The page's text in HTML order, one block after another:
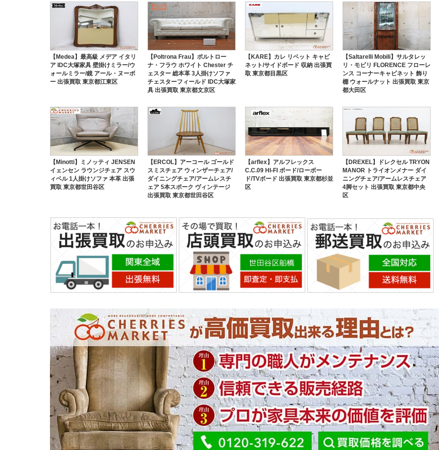
【Medea】最高級 メデア イタリ
ア IDC大塚家具 壁掛けミラー/ウ
ォールミラー/鏡 アール・ヌーボ
ー 出張買取 東京都江東区
【Poltrona Frau】ポルトロー
ナ・フラウ ホワイト Chester チ
ェスター 総本革 3人掛けソファ
チェスターフィールド IDC大塚家
具 出張買取 東京都文京区
【KARE】カレ リベット キャビ
ネット/サイドボード 収納 出張買
取 東京都目黒区
【Saltarelli Mobili】サルタレッ
リ・モビリ FLORENCE フローレ
ンス コーナーキャビネット 飾り
棚 ウォールナット 出張買取 東京
都大田区
【Minotti】ミノッティ JENSEN
イェンセン ラウンジチェア スウ
ィベル 1人掛けソファ 本革 出張
買取 東京都世田谷区
【ERCOL】アーコール ゴールド
スミスチェア ウィンザーチェア/
ダイニングチェア/アームレスチ
ェア 5本スポーク ヴィンテージ
出張買取 東京都世田谷区
【arflex】アルフレックス
C.C.09 HI-FI ボード/ローボー
ド/TVボード 出張買取 東京都杉並
区
【DREXEL】ドレクセル TRYON
MANOR トライオンメナー ダイ
ニングチェア/アームレスチェア
4脚セット 出張買取 東京都中央
区